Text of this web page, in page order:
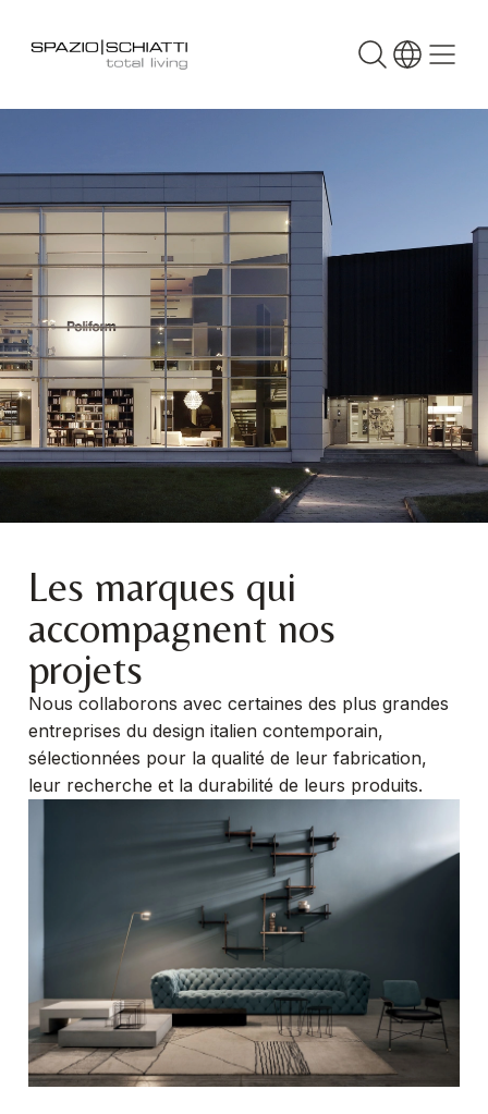
Les marques qui
accompagnent nos
projets
Nous collaborons avec certaines des plus grandes
entreprises du design italien contemporain,
sélectionnées pour la qualité de leur fabrication,
leur recherche et la durabilité de leurs produits.